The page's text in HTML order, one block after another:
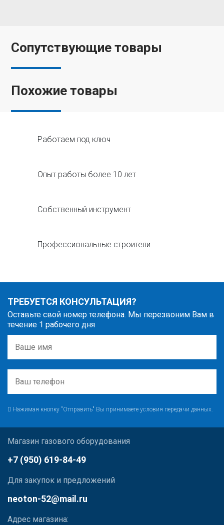
Сопутствующие товары
Похожие товары
Работаем под ключ
Опыт работы более 10 лет
Собственный инструмент
Профессиональные строители
ТРЕБУЕТСЯ КОНСУЛЬТАЦИЯ?
Оставьте свой номер телефона. Мы перезвоним Вам в
течение 1 рабочего дня
Нажимая кнопку "Отправить" Вы принимаете условия передачи данных.
Магазин газового оборудования
+7 (950) 619-84-49
Для закупок и предложений
neoton-52@mail.ru
Адрес магазина: